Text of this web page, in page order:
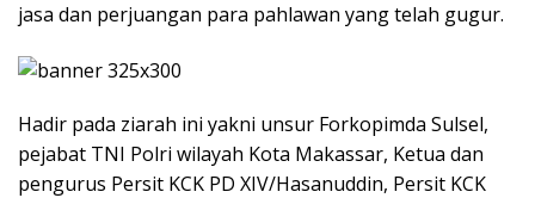
jasa dan perjuangan para pahlawan yang telah gugur.
Hadir pada ziarah ini yakni unsur Forkopimda Sulsel,
pejabat TNI Polri wilayah Kota Makassar, Ketua dan
pengurus Persit KCK PD XIV/Hasanuddin, Persit KCK